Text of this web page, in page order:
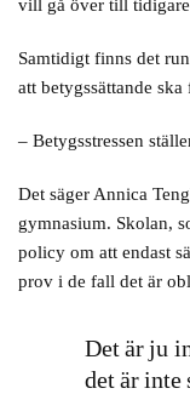
vill gå över till
Samtidigt finns det
att betygssättande
– Betygsstressen
Det säger Annica
gymnasium. Skolan,
policy om att endast
prov i de fall det är
Det är ju
det är inte